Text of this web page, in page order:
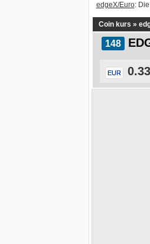
edgeX/Euro:
Coin kurs »
EUR